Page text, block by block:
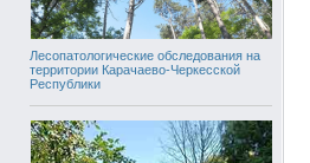
Лесопатологические обследования на
территории Карачаево-Черкесской
Республики